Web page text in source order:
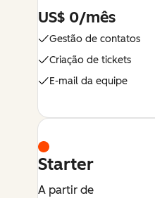
US$ 0/mês
Gestão de contatos
Criação de tickets
E-mail da equipe
Starter
A partir de